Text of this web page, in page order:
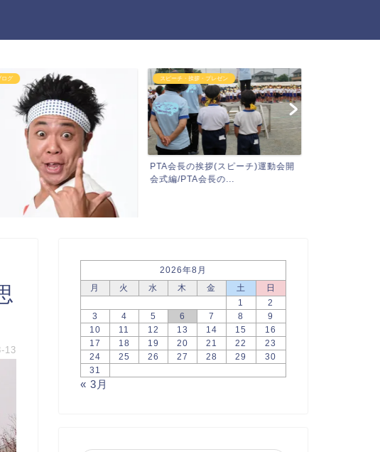
スピーチ・挨拶・プレゼン
会長の挨拶(スピーチ)運動会開
式編/PTA会長の...
おつまみ編
鯛づくしレシピ：鯛しゃぶしゃぶ＆
鯛茶漬け。締めはおじやで...
13
2026年8月
月
火 水 木 金 土
日
1
2
3
4 5 6 7 8
9
10
11 12 13 14 15
16
17
18 19 20 21 22
23
24
25 26 27 28 29
30
31
« 3月